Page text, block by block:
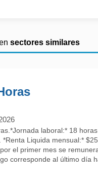
sectores similares
laboral:* 18
Liquida mensual:*
el primer mes se
corresponde al último día